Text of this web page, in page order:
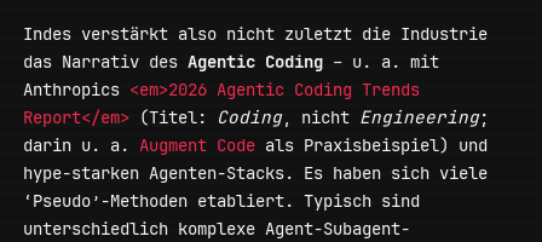
Indes verstärkt also nicht zuletzt die Industrie
das Narrativ desAgentic Coding – u. a. mit
Anthropics <em>2026 Agentic Coding Trends
Report</em> (Titel: Coding, nicht Engineering;
darin u. a. Augment Code als Praxisbeispiel) und
hype-starken Agenten-Stacks. Es haben sich viele
‘Pseudo’-Methoden etabliert. Typisch sind
unterschiedlich komplexe Agent-Subagent-